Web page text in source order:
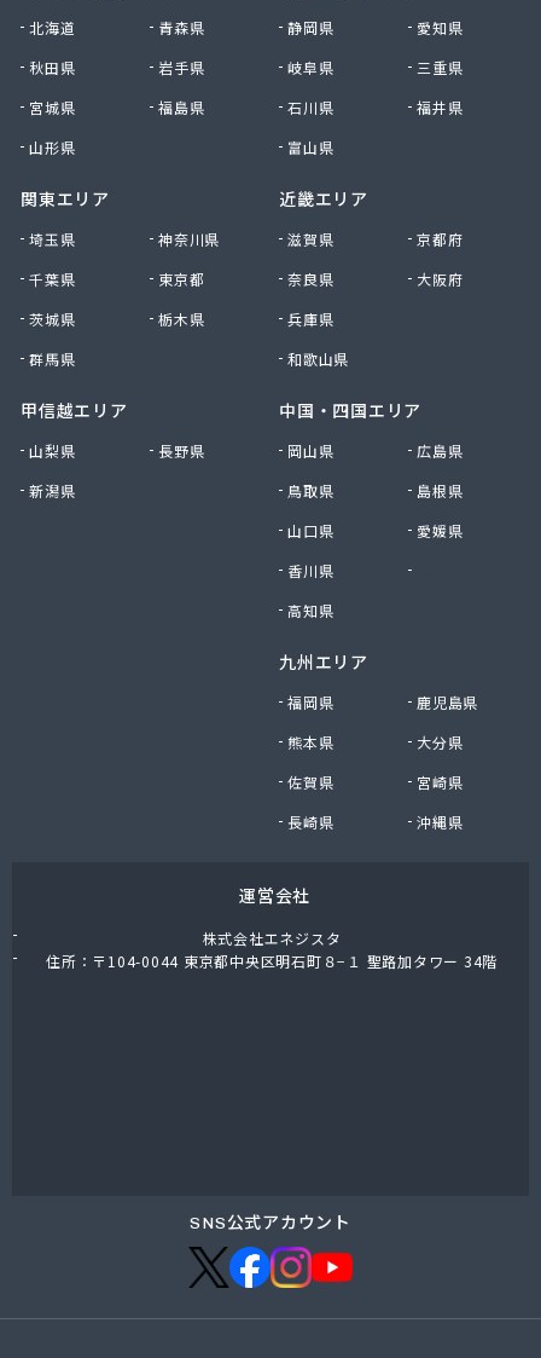
北海道
青森県
秋田県
岩手県
宮城県
福島県
山形県
関東エリア
埼玉県
神奈川県
千葉県
東京都
茨城県
栃木県
群馬県
甲信越エリア
山梨県
長野県
新潟県
静岡県
愛知県
岐阜県
三重県
石川県
福井県
富山県
近畿エリア
滋賀県
京都府
奈良県
大阪府
兵庫県
和歌山県
中国・四国エリア
岡山県
広島県
鳥取県
島根県
山口県
愛媛県
香川県
高知県
九州エリア
福岡県
鹿児島県
熊本県
大分県
佐賀県
宮崎県
長崎県
沖縄県
運営会社
株式会社エネジスタ
住所：〒104-0044 東京都中央区明石町８−１ 聖路加タワー 34階
SNS公式アカウント